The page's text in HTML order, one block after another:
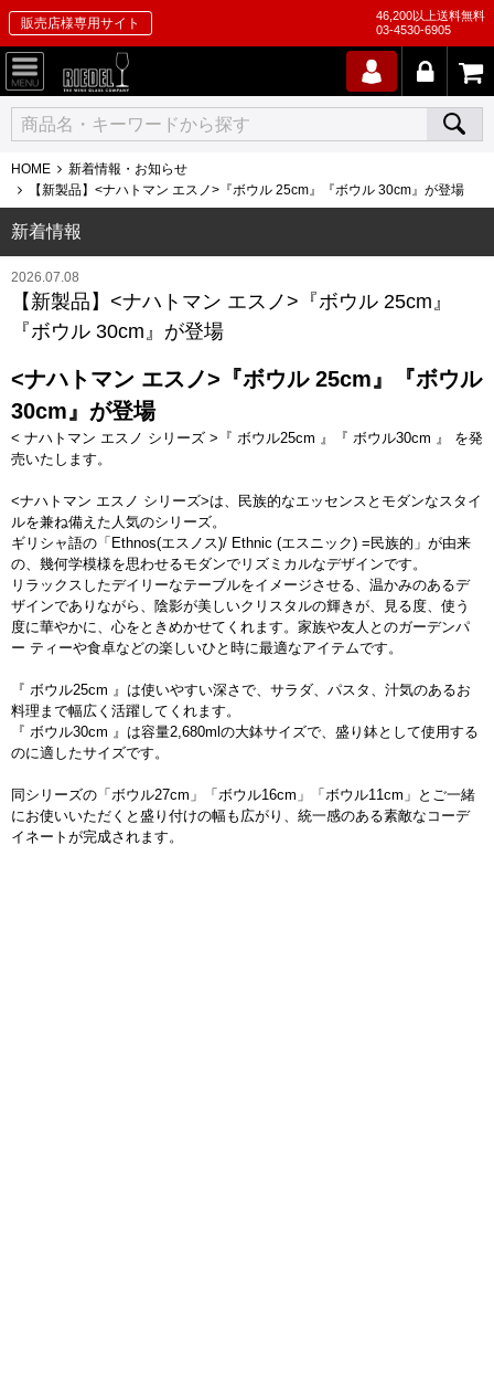
販売店様専用サイト
46,200以上送料無料
03-4530-6905
HOME
新着情報・お知らせ
【新製品】<ナハトマン エスノ>『ボウル 25cm』『ボウル 30cm』が登場
新着情報
2026.07.08
【新製品】<ナハトマン エスノ>『ボウル 25cm』
『ボウル 30cm』が登場
<ナハトマン エスノ>『ボウル 25cm』『ボウル
30cm』が登場
< ナハトマン エスノ シリーズ >『 ボウル25cm 』『 ボウル30cm 』 を発
売いたします。
<ナハトマン エスノ シリーズ>は、民族的なエッセンスとモダンなスタイ
ルを兼ね備えた人気のシリーズ。
ギリシャ語の「Ethnos(エスノス)/ Ethnic (エスニック) =民族的」が由来
の、幾何学模様を思わせるモダンでリズミカルなデザインです。
リラックスしたデイリーなテーブルをイメージさせる、温かみのあるデ
ザインでありながら、陰影が美しいクリスタルの輝きが、見る度、使う
度に華やかに、心をときめかせてくれます。家族や友人とのガーデンパ
ー ティーや食卓などの楽しいひと時に最適なアイテムです。
『 ボウル25cm 』は使いやすい深さで、サラダ、パスタ、汁気のあるお
料理まで幅広く活躍してくれます。
『 ボウル30cm 』は容量2,680mlの大鉢サイズで、盛り鉢として使用する
のに適したサイズです。
同シリーズの「ボウル27cm」「ボウル16cm」「ボウル11cm」とご一緒
にお使いいただくと盛り付けの幅も広がり、統一感のある素敵なコーデ
イネートが完成されます。